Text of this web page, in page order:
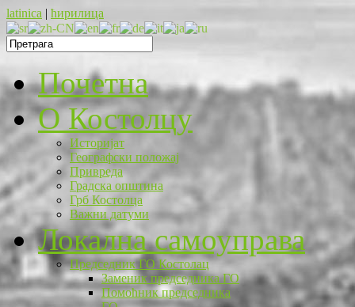
latinica | ћирилица
Почетна
O Костолцу
Историјат
Географски положај
Привреда
Градска општина
Грб Костолца
Важни датуми
Локална самоуправа
Председник ГО Костолац
Заменик председника ГО
Помоћник председника